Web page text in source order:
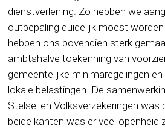
dienstverlening. Zo hebben we
outbepaling duidelijk moest
hebben ons bovendien sterk
ambtshalve toekenning van
gemeentelijke minimaregelingen
lokale belastingen. De
Stelsel en Volksverzekeringen was
beide kanten was er veel openheid